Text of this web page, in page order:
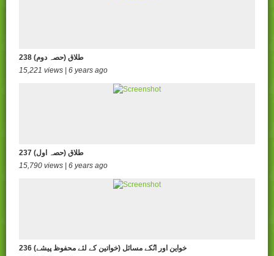
238 طلاق (حصہ دوم)
15,221 views | 6 years ago
237 طلاق (حصہ اول)
15,790 views | 6 years ago
236 خواین اور انُکے مسائل (خواتین کے لئے محفوظ پیشے)